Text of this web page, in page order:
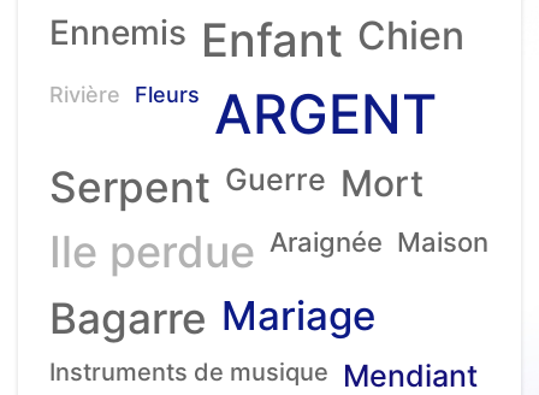
Ennemis Enfant Chien
Rivière Fleurs ARGENT
Serpent Guerre Mort
Ile perdue Araignée Maison
Bagarre Mariage
Instruments de musique Mendiant